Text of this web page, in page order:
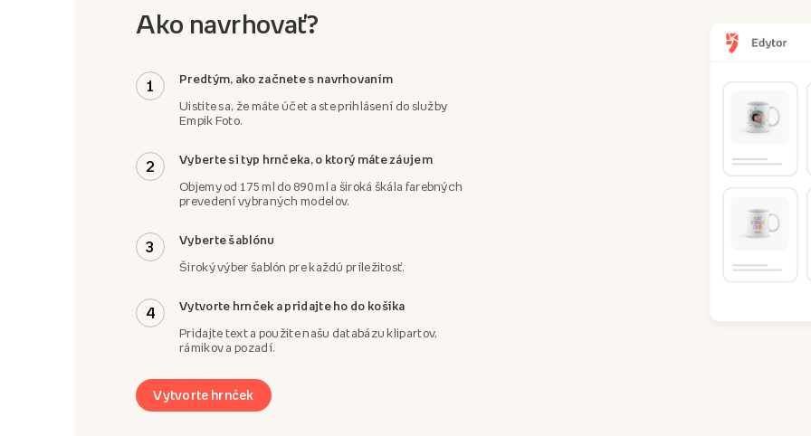
Ako navrhovať?
1 Predtým, ako začnete s navrhovaním
Uistite sa, že máte účet a ste prihlásení do služby
Empik Foto.
2 Vyberte si typ hrnčeka, o ktorý máte záujem
Objemy od 175 ml do 890 ml a široká škála farebných
prevedení vybraných modelov.
3 Vyberte šablónu
Široký výber šablón pre každú príležitosť.
4 Vytvorte hrnček a pridajte ho do košíka
Pridajte text a použite našu databázu klipartov,
rámikov a pozadí.
Vytvorte hrnček